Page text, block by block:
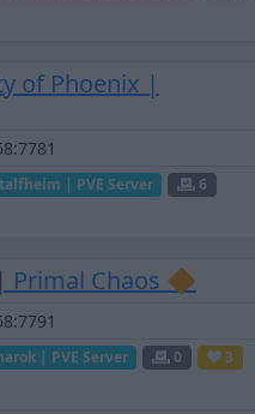
of Phoenix |
| PVE Server
6
Chaos 🔶
| PVE Server 0
3